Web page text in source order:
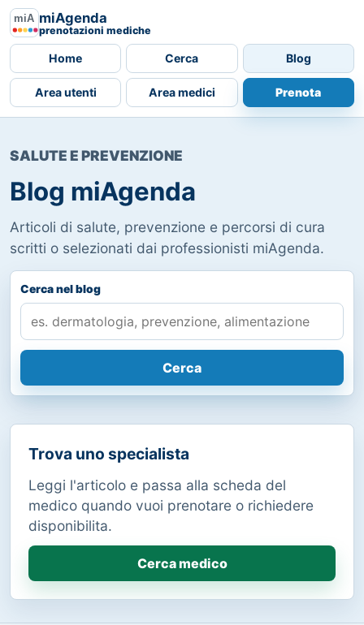
miAgenda
prenotazioni mediche
Home Cerca Blog
Area utenti Area medici Prenota
SALUTE E PREVENZIONE
Blog miAgenda
Articoli di salute, prevenzione e percorsi di cura
scritti o selezionati dai professionisti miAgenda.
Cerca nel blog
Cerca
Trova uno specialista
Leggi l'articolo e passa alla scheda del
medico quando vuoi prenotare o richiedere
disponibilita.
Cerca medico